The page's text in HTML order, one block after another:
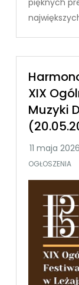
pięknych
XIX
Muzyki
OGŁOSZENIA